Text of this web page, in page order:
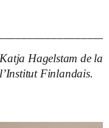
Hagelstam de la
Finlandais.